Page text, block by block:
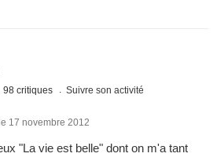
98 critiques Suivre son activité
17 novembre 2012
"La vie est belle" dont on m'a tant